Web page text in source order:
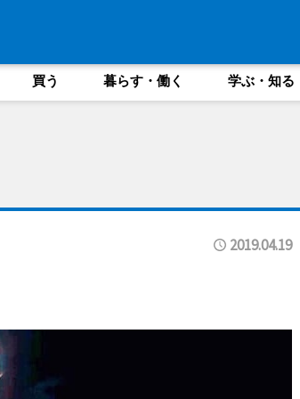
買う 暮らす・働く 学ぶ・知る
2019.04.19